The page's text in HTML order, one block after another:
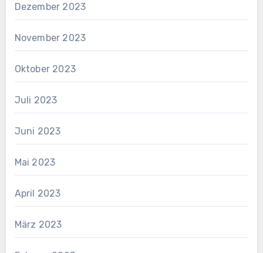
Dezember 2023
November 2023
Oktober 2023
Juli 2023
Juni 2023
Mai 2023
April 2023
März 2023